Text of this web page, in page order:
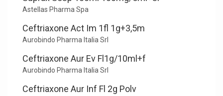
Astellas Pharma Spa
Ceftriaxone Act Im 1fl 1g+3,5m
Aurobindo Pharma Italia Srl
Ceftriaxone Aur Ev Fl1g/10ml+f
Aurobindo Pharma Italia Srl
Ceftriaxone Aur Inf Fl 2g Polv